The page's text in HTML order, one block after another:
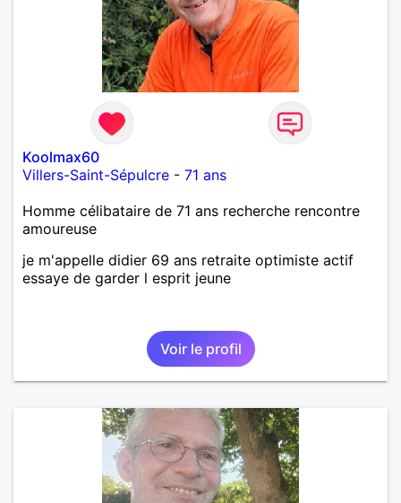
Koolmax60
Villers-Saint-Sépulcre - 71 ans
Homme célibataire de 71 ans recherche rencontre
amoureuse
je m'appelle didier 69 ans retraite optimiste actif
essaye de garder l esprit jeune
Voir le profil